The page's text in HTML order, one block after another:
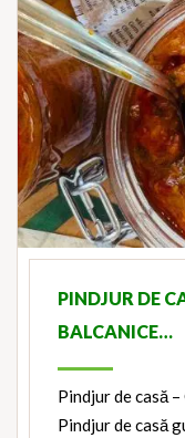
PINDJUR DE
BALCANICE…
Pindjur de casă
Pindjur de casă